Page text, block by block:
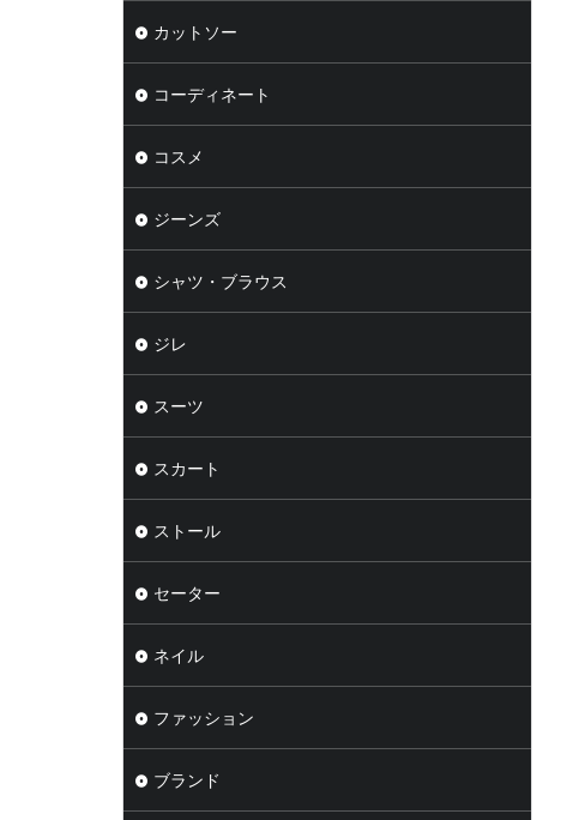
カットソー
コーディネート
コスメ
ジーンズ
シャツ・ブラウス
ジレ
スーツ
スカート
ストール
セーター
ネイル
ファッション
ブランド